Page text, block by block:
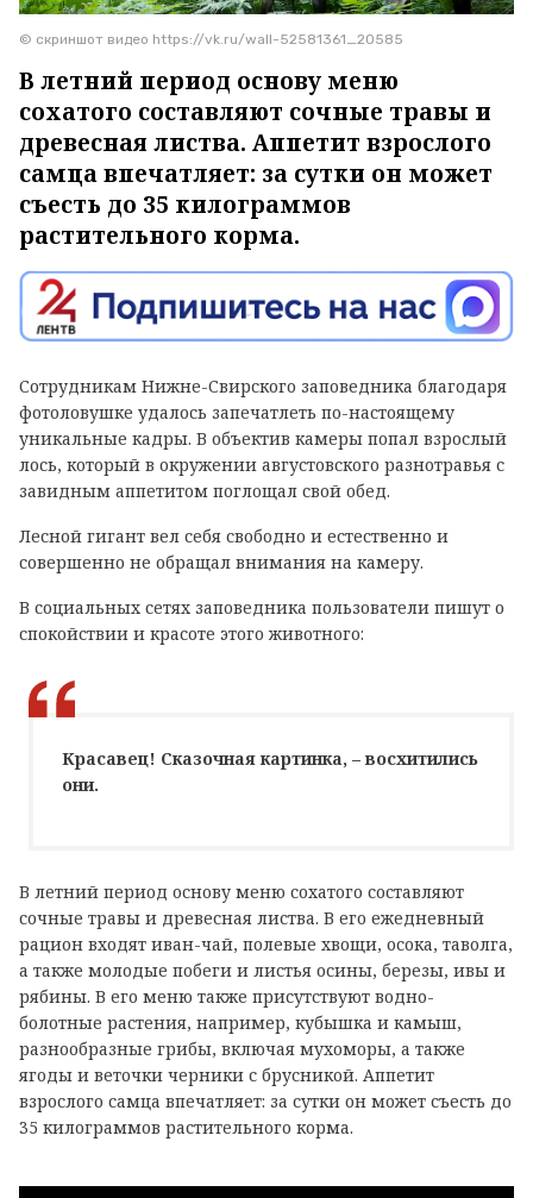
© скриншот видео https://vk.ru/wall-52581361_20585
В летний период основу меню
сохатого составляют сочные травы и
древесная листва. Аппетит взрослого
самца впечатляет: за сутки он может
съесть до 35 килограммов
растительного корма.
Сотрудникам Нижне-Свирского заповедника благодаря
фотоловушке удалось запечатлеть по-настоящему
уникальные кадры. В объектив камеры попал взрослый
лось, который в окружении августовского разнотравья с
завидным аппетитом поглощал свой обед.
Лесной гигант вел себя свободно и естественно и
совершенно не обращал внимания на камеру.
В социальных сетях заповедника пользователи пишут о
спокойствии и красоте этого животного:
Красавец! Сказочная картинка, – восхитились
они.
В летний период основу меню сохатого составляют
сочные травы и древесная листва. В его ежедневный
рацион входят иван-чай, полевые хвощи, осока, таволга,
а также молодые побеги и листья осины, березы, ивы и
рябины. В его меню также присутствуют водно-
болотные растения, например, кубышка и камыш,
разнообразные грибы, включая мухоморы, а также
ягоды и веточки черники с брусникой. Аппетит
взрослого самца впечатляет: за сутки он может съесть до
35 килограммов растительного корма.